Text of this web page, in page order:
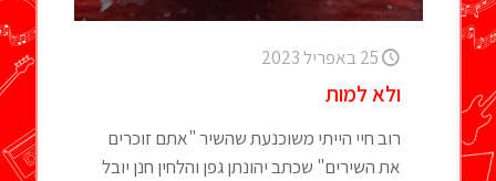
25 באפריל 2023
ולא למות
רוב חיי הייתי משוכנעת שהשיר "אתם זוכרים
את השירים" שכתב יהונתן גפן והלחין חנן יובל